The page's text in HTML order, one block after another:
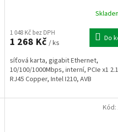
1 048 Kč bez DPH
1 268 Kč / ks Do
síťová karta, gigabit Ethernet,
10/100/1000Mbps, interní, PCIe x1
RJ45 Copper, Intel I210, AVB
Kód: